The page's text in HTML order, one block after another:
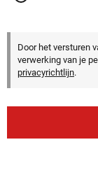
Door het versturen
verwerking van je
privacyrichtlijn.